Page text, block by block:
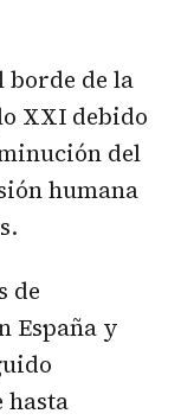
borde de la
XXI debido
del
humana
de
España y
hasta